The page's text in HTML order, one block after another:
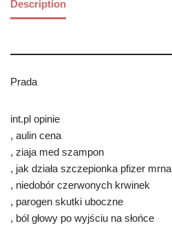
Description
Prada
int.pl opinie
, aulin cena
, ziaja med szampon
, jak działa szczepionka pfizer mrna
, niedobór czerwonych krwinek
, parogen skutki uboczne
, ból głowy po wyjściu na słońce